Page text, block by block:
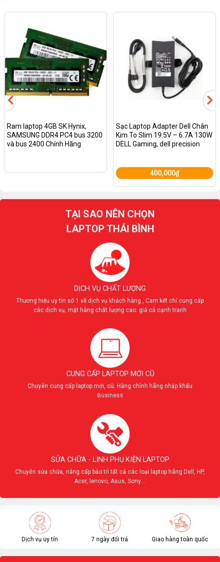
Ram laptop 4GB SK Hynix,
SAMSUNG DDR4 PC4 bus 3200
và bus 2400 Chính Hãng
Sạc Laptop Adapter Dell Chân
Kim To Slim 19.5V – 6.7A 130W
DELL Gaming, dell precision
400,000₫
TẠI SAO NÊN CHỌN
LAPTOP THÁI BÌNH
DỊCH VỤ CHẤT LƯỢNG
Thương hiệu uy tín số 1 về dịch vụ khách hàng , Cam kết chỉ cung cấp
các dịch vụ, mặt hàng chất lượng cao. giá cả cạnh tranh
CUNG CẤP LAPTOP MỚI CŨ
Chuyên cung cấp laptop mới, cũ. Hàng chính hãng nhập khẩu
Business
SỬA CHỮA - LINH PHỤ KIỆN LAPTOP
Chuyên sửa chữa, nâng cấp bảo trì tất cả các loại laptop hãng Dell, HP,
Acer, lenovo, Asus, Sony....
Dịch vụ uy tín 7 ngày đổi trả Giao hàng toàn quốc